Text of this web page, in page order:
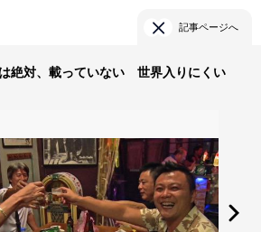
記事ページへ
絶対、載っていない 世界入りにくい